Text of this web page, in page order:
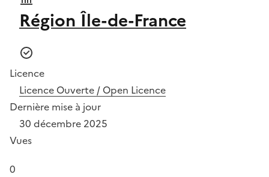
Région Île-de-France
Licence
Licence Ouverte / Open Licence
Dernière mise à jour
30 décembre 2025
Vues
0